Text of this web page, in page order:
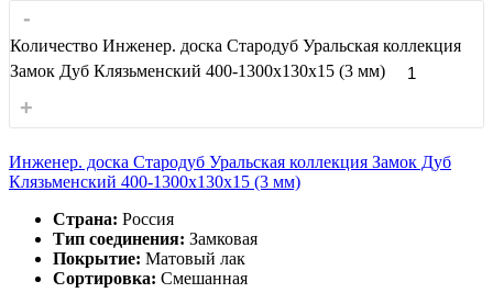
-
Количество Инженер. доска Стародуб Уральская коллекция
Замок Дуб Клязьменский 400-1300x130x15 (3 мм)
+
Инженер. доска Стародуб Уральская коллекция Замок Дуб
Клязьменский 400-1300x130x15 (3 мм)
Страна: Россия
Тип соединения: Замковая
Покрытие: Матовый лак
Сортировка: Смешанная